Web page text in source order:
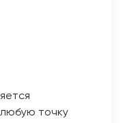
точку